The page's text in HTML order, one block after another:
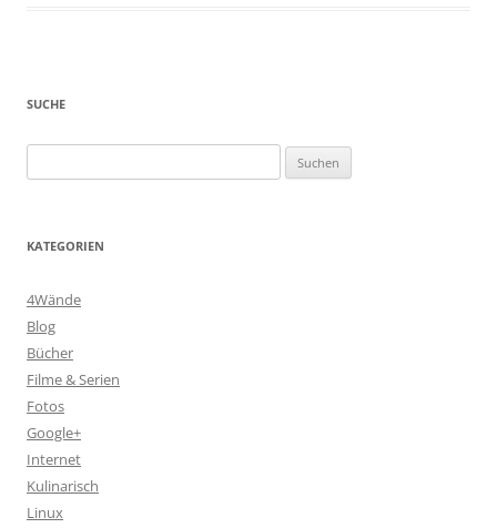
SUCHE
nach:
KATEGORIEN
4Wände
Blog
Bücher
Filme & Serien
Fotos
Google+
Internet
Kulinarisch
Linux